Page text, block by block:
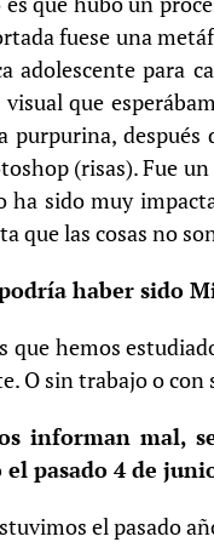
fuese una
adolescente para
que
purpurina,
(risas). Fue
ha sido muy
que las cosas no
haber sido
que hemos
O sin trabajo o con
informan mal,
el pasado 4 de
el pasado